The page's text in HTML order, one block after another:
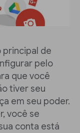
de
pelo
que você
tiver seu
em seu poder.
você se
conta está